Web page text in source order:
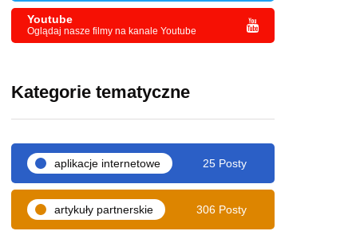
Youtube
Oglądaj nasze filmy na kanale Youtube
Kategorie tematyczne
aplikacje internetowe 25 Posty
artykuły partnerskie 306 Posty